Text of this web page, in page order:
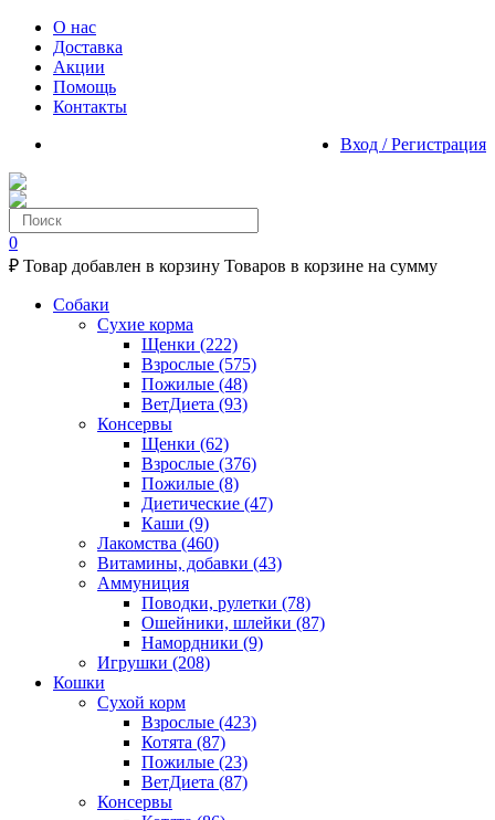
О нас
Доставка
Акции
Помощь
Контакты
Вход / Регистрация
0
₽ Товар добавлен в корзину Товаров в корзине на сумму
Собаки
Сухие корма
Щенки (222)
Взрослые (575)
Пожилые (48)
ВетДиета (93)
Консервы
Щенки (62)
Взрослые (376)
Пожилые (8)
Диетические (47)
Каши (9)
Лакомства (460)
Витамины, добавки (43)
Аммуниция
Поводки, рулетки (78)
Ошейники, шлейки (87)
Намордники (9)
Игрушки (208)
Кошки
Сухой корм
Взрослые (423)
Котята (87)
Пожилые (23)
ВетДиета (87)
Консервы